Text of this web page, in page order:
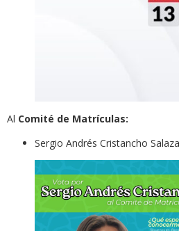
Al Comité de Matrículas:
Sergio Andrés Cristancho